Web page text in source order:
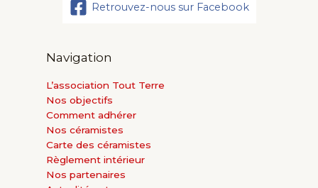
Retrouvez-nous sur Facebook
Navigation
L’association Tout Terre
Nos objectifs
Comment adhérer
Nos céramistes
Carte des céramistes
Règlement intérieur
Nos partenaires